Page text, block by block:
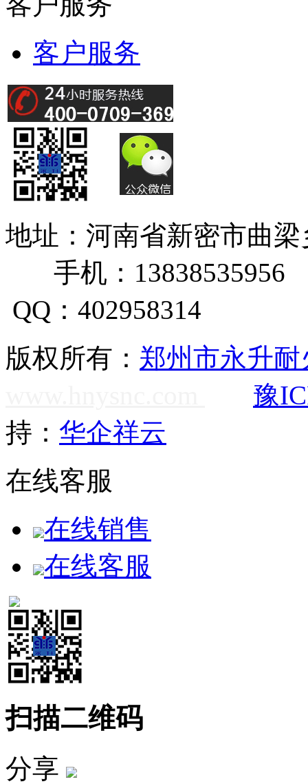
客户服务
地址：河南省新密市
手机：
QQ：402958314
版权所有： 郑州市永升
豫
持： 华企祥云
在线客服
在线销售
在线客服
扫描二维码
分享